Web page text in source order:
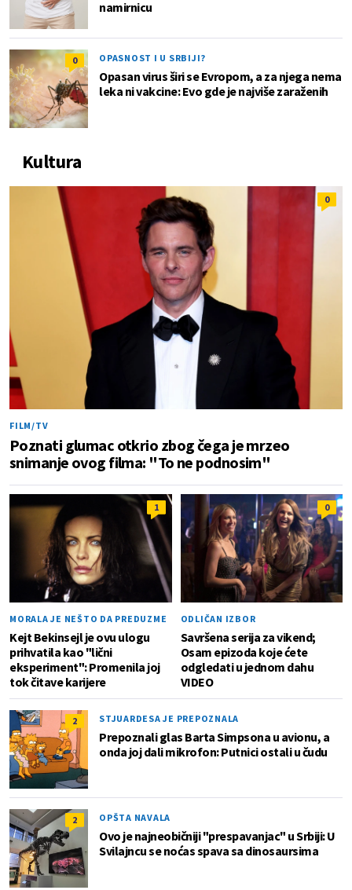
namirnicu
0 OPASNOST I U SRBIJI?
Opasan virus širi se Evropom, a za njega nema
leka ni vakcine: Evo gde je najviše zaraženih
Kultura
0
FILM/TV
Poznati glumac otkrio zbog čega je mrzeo
snimanje ovog filma: "To ne podnosim"
1
MORALA JE NEŠTO DA PREDUZME
Kejt Bekinsejl je ovu ulogu
prihvatila kao "lični
eksperiment": Promenila joj
tok čitave karijere
0
ODLIČAN IZBOR
Savršena serija za vikend;
Osam epizoda koje ćete
odgledati u jednom dahu
VIDEO
2 STJUARDESA JE PREPOZNALA
Prepoznali glas Barta Simpsona u avionu, a
onda joj dali mikrofon: Putnici ostali u čudu
2 OPŠTA NAVALA
Ovo je najneobičniji "prespavanjac" u Srbiji: U
Svilajncu se noćas spava sa dinosaursima